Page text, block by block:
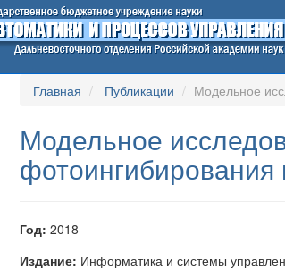
Главная Публикации Модельное
Модельное
фотоингибирования
Год: 2018
Издание: Информатика и системы